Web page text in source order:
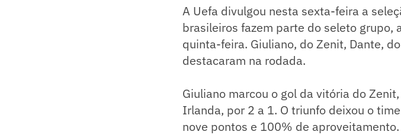
A Uefa divulgou nesta sexta-feira a
brasileiros fazem parte do seleto grupo,
quinta-feira. Giuliano, do Zenit, Dante,
destacaram na rodada.
Giuliano marcou o gol da vitória do
Irlanda, por 2 a 1. O triunfo deixou o
nove pontos e 100% de aproveitamento.